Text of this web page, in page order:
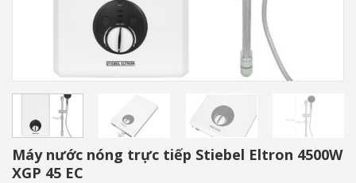
Máy nước nóng trực tiếp Stiebel Eltron 4500W
XGP 45 EC